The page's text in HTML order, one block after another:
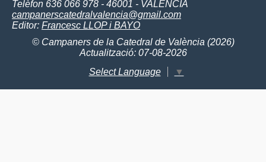
Telèfon 636 066 978 - 46001 - VALÈNCIA
campanerscatedralvalencia@gmail.com
Editor: Francesc LLOP i BAYO
© Campaners de la Catedral de València (2026)
Actualització: 07-08-2026
Select Language
▼